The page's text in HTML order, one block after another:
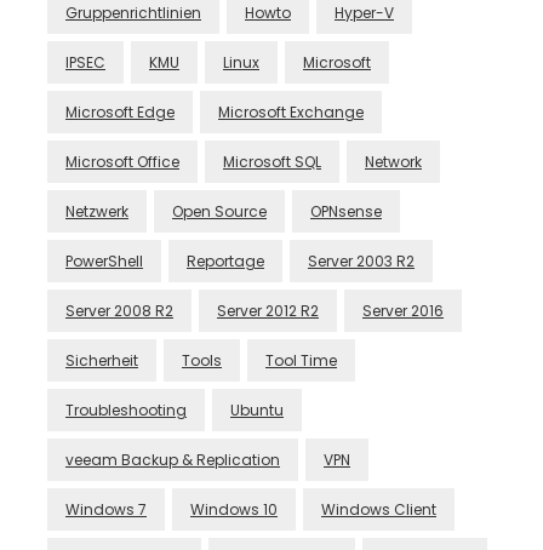
Gruppenrichtlinien Howto Hyper-V
IPSEC KMU Linux Microsoft
Microsoft Edge Microsoft Exchange
Microsoft Office Microsoft SQL Network
Netzwerk Open Source OPNsense
PowerShell Reportage Server 2003 R2
Server 2008 R2 Server 2012 R2 Server 2016
Sicherheit Tools Tool Time
Troubleshooting Ubuntu
veeam Backup & Replication VPN
Windows 7 Windows 10 Windows Client